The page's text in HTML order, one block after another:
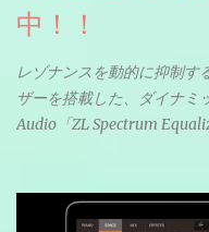
中！！
レゾナンスを動的に抑制す
ザーを搭載した、ダイナミ
Audio「ZL Spectrum